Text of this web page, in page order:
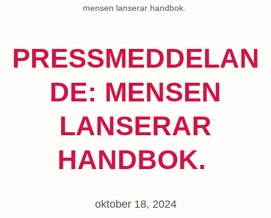
mensen lanserar handbok.
PRESSMEDDELAN
DE: MENSEN
LANSERAR
HANDBOK.
oktober 18, 2024